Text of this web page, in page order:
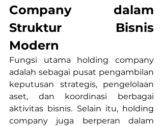
Company dalam
Struktur Bisnis
Modern
Fungsi utama holding company
adalah sebagai pusat pengambilan
keputusan strategis, pengelolaan
aset, dan koordinasi berbagai
aktivitas bisnis. Selain itu, holding
company juga berperan dalam